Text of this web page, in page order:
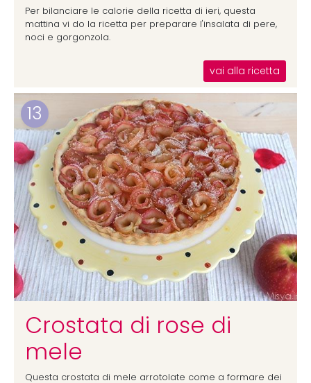
Per bilanciare le calorie della ricetta di ieri, questa
mattina vi do la ricetta per preparare l'insalata di pere,
noci e gorgonzola.
vai alla ricetta
13
Crostata di rose di
mele
Questa crostata di mele arrotolate come a formare dei